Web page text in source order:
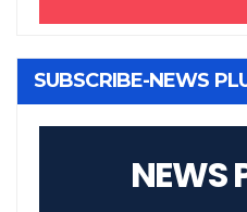
SUBSCRIBE-NEWS
NEWS